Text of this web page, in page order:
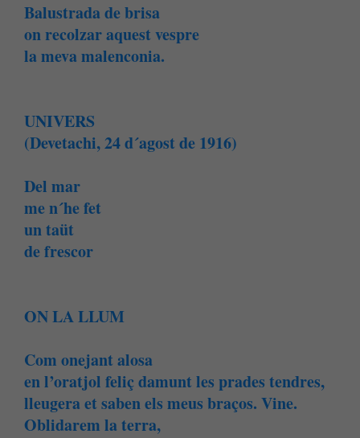
Balustrada de brisa
on recolzar aquest vespre
la meva malenconia.
UNIVERS
(Devetachi, 24 d´agost de 1916)
Del mar
me n´he fet
un taüt
de frescor
ON LA LLUM
Com onejant alosa
en l’oratjol feliç damunt les prades tendres,
lleugera et saben els meus braços. Vine.
Oblidarem la terra,